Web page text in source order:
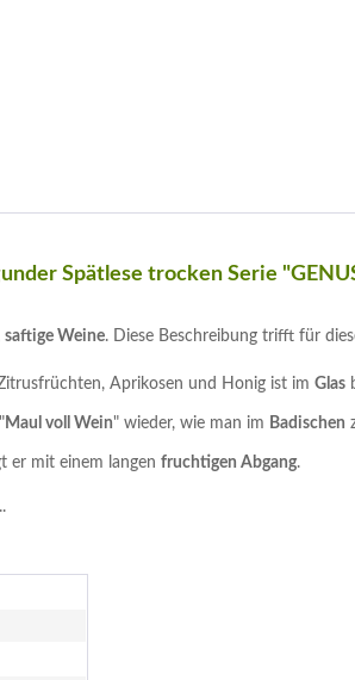
Spätlese trocken Serie
saftige Weine. Diese Beschreibung trifft für
Aprikosen und Honig ist im Glas
Maul voll Wein" wieder, wie man im Badischen
er mit einem langen fruchtigen Abgang.